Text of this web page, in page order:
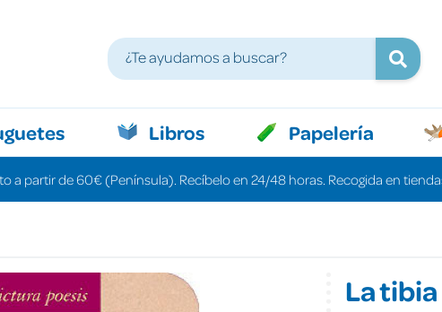
Libros Papelería
a partir de 60€ (Península). Recíbelo en 24/48 horas. Recogida en
La